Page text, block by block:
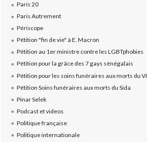
Paris 20
Paris Autrement
Périscope
Pétition "fin de vie" à E. Macron
Pétition au 1er ministre contre les LGBTphobies
Pétition pour la grâce des 7 gays sénégalais
Pétition pour les soins funéraires aux morts du VI
Pétition Soins funéraires aux morts du Sida
Pinar Selek
Podcast et videos
Politique française
Politique internationale